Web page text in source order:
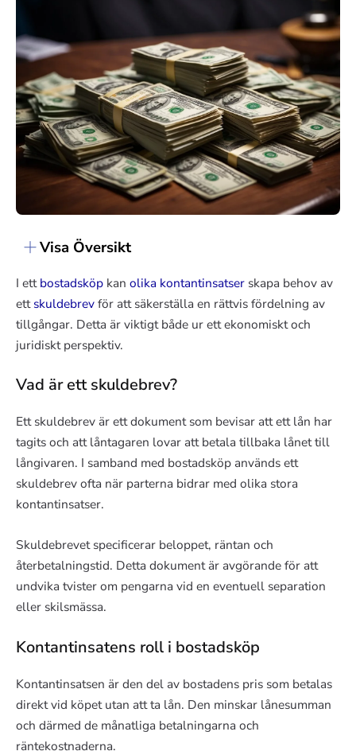
Visa Översikt
I ettbostadsköp kan olika kontantinsatser skapa behov av
ettskuldebrevför att säkerställa en rättvis fördelning av
tillgångar. Detta är viktigt både ur ett ekonomiskt och
juridiskt perspektiv.
Vad är ett skuldebrev?
Ett skuldebrev är ett dokument som bevisar att ett lån har
tagits och att låntagaren lovar att betala tillbaka lånet till
långivaren. I samband med bostadsköp används ett
skuldebrev ofta när parterna bidrar med olika stora
kontantinsatser.
Skuldebrevet specificerar beloppet, räntan och
återbetalningstid. Detta dokument är avgörande för att
undvika tvister om pengarna vid en eventuell separation
eller skilsmässa.
Kontantinsatens roll i bostadsköp
Kontantinsatsen är den del av bostadens pris som betalas
direkt vid köpet utan att ta lån. Den minskar lånesumman
och därmed de månatliga betalningarna och
räntekostnaderna.